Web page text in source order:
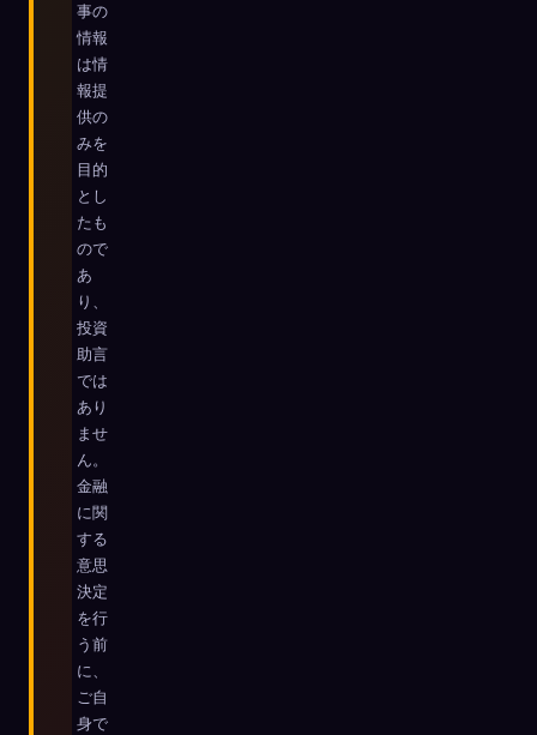
事の
情報
は情
報提
供の
みを
目的
とし
たも
ので
あ
り、
投資
助言
では
あり
ませ
ん。
金融
に関
する
意思
決定
を行
う前
に、
ご自
身で
🧬
☁️すべてのデバイスでコレクションを保存
発見済み
0